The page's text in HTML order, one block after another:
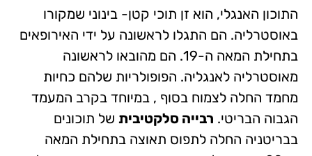
התוכון האנגלי, הוא זן תוכי קטן- בינוני שמקורו
באוסטרליה. הם התגלו לראשונה על ידי האירופאים
בתחילת המאה ה-19. הם מהובאו לראשונה
מאוסטרליה לאנגליה. הפופולריות שלהם כחיות
מחמד החלה לצמוח בסוף , במיוחד בקרב המעמד
הגבוה הבריטי. רבייה סלקטיבית של תוכונים
בבריטניה החלה לתפוס תאוצה בתחילת המאה